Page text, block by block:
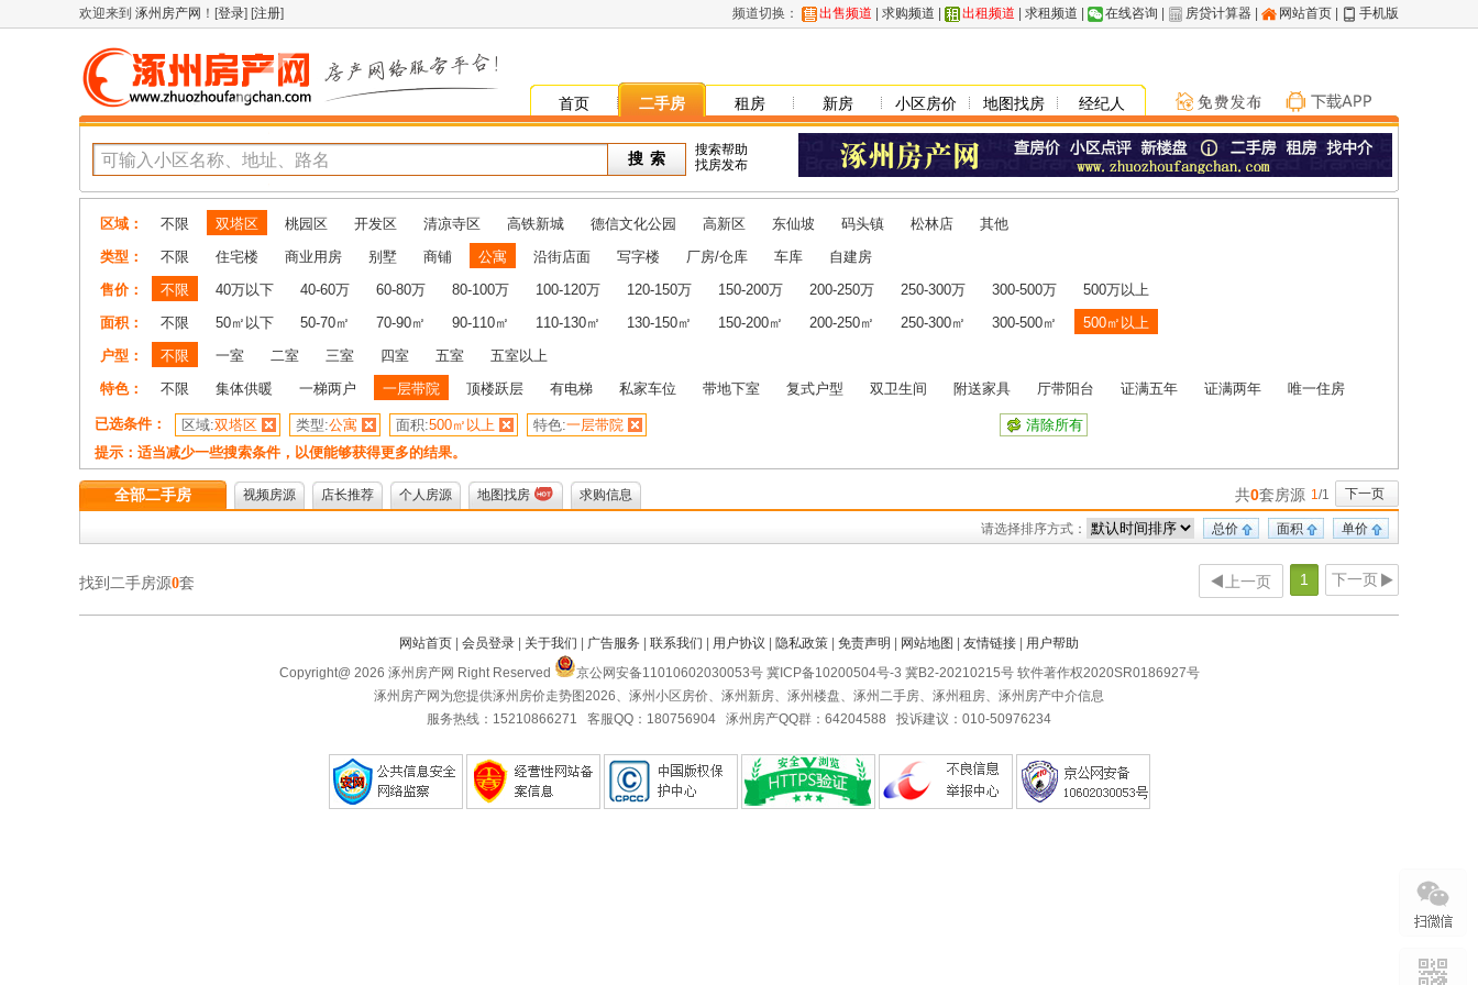
欢迎来到 涿州房产网 ！[登录] [注册] 频道切换： 出售频道 求购频道 出租频道 求租频道 在线咨询 房贷计算器 网站首页 手机版
首页 二手房 租房 新房 小区房价 地图找房 经纪人
搜索帮助
找房发布
区域： 不限 双塔区 桃园区 开发区 清凉寺区 高铁新城 德信文化公园 高新区 东仙坡 码头镇 松林店
其他
类型：
不限 住宅楼 商业用房 别墅 商铺 公寓 沿街店面 写字楼 厂房/仓库 车库
自建房
售价：
不限 40万以下 40-60万 60-80万 80-100万 100-120万 120-150万 150-200万 200-250万 250-300万 300-500万
500万以上
面积：
不限 50㎡以下 50-70㎡ 70-90㎡ 90-110㎡ 110-130㎡ 130-150㎡ 150-200㎡ 200-250㎡ 250-300㎡ 300-500㎡
500㎡以上
户型：
不限 一室 二室 三室 四室 五室
五室以上
特色：
不限 集体供暖 一梯两户 一层带院 顶楼跃层 有电梯 私家车位 带地下室 复式户型 双卫生间 附送家具 厅带阳台 证满五年 证满两年 唯一住房
已选条件： 区域:双塔区 类型:公寓 面积:500㎡以上 特色:一层带院
清除所有
提示：适当减少一些搜索条件，以便能够获得更多的结果。
全部二手房 视频房源 店长推荐 个人房源 地图找房 求购信息 下一页
1/1
共0套房源
单价
面积
总价
请选择排序方式：
找到二手房源0套 上一页 1 下一页
网站首页 会员登录 关于我们 广告服务 联系我们 用户协议 隐私政策 免责声明 网站地图 友情链接
用户帮助
Copyright@ 2026 涿州房产网 Right Reserved
京公网安备11010602030053号 冀ICP备10200504号-3 冀B2-20210215号 软件著作权2020SR0186927号
涿州房产网为您提供涿州房价走势图2026、涿州小区房价、涿州新房、涿州楼盘、涿州二手房、涿州租房、涿州房产中介信息
服务热线：15210866271 客服QQ：180756904 涿州房产QQ群：64204588 投诉建议：010-50976234